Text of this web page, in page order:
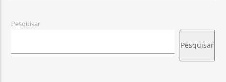
Pesquisar
Pesquisar